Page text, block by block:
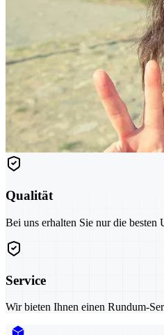
Qualität
Bei uns erhalten Sie nur die besten
Service
Wir bieten Ihnen einen Rundum-